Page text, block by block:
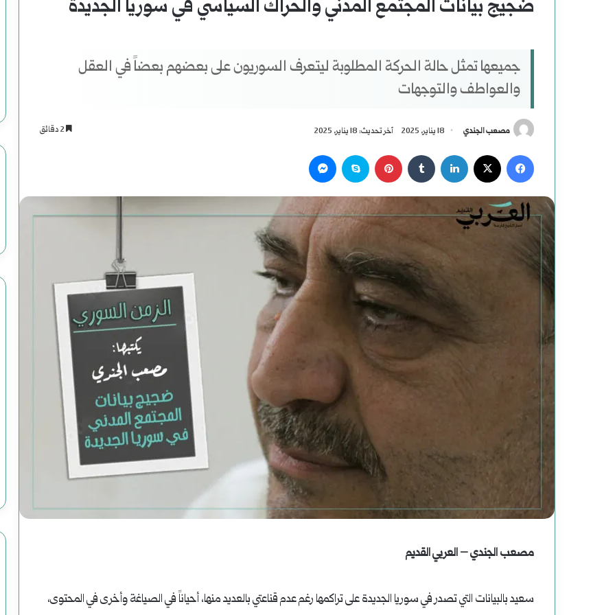
ضجيج بيانات المجتمع المدني والحراك السياسي في سوريا الجديدة
جميعها تمثل حالة الحركة المطلوبة ليتعرف السوريون على بعضهم بعضاً في العقل
والعواطف والتوجهات
مصعب الجندي 18 يناير، 2025 آخر تحديث: 18 يناير، 2025
فيسبوك لينكدإن بينتيريستسكايب
مصعب الجندي – العربي القديم
سعيد بالبيانات التي تصدر في سوريا الجديدة على تراكمها رغم عدم قناعتي بالعديد منها، أحياناً في الصياغة وأخرى في المحتوى،
دعوة
لقراءة
أغسطس 2, 2025
دعوة لقراءة جديدة للتاريخ
رواية
(الصاعدون
إلى
النعيم)
لموسى
عباس:
مصنوع
فبراير 19, 2025
رواية (الصاعدون إلى النعيم) لموسى رحوم
عباس: داعش تنظيم مصنوع وضحاياه أبرياء